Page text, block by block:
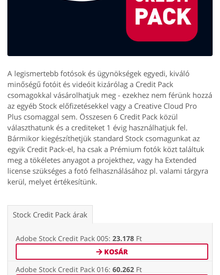
A legismertebb fotósok és ügynökségek egyedi, kiváló
minőségű fotóit és videóit kizárólag a Credit Pack
csomagokkal vásárolhatjuk meg - ezekhez nem férünk hozzá
az egyéb Stock előfizetésekkel vagy a Creative Cloud Pro
Plus csomaggal sem. Összesen 6 Credit Pack közül
választhatunk és a crediteket 1 évig használhatjuk fel.
Bármikor kiegészíthetjük standard Stock csomagunkat az
egyik Credit Pack-el, ha csak a Prémium fotók közt találtuk
meg a tökéletes anyagot a projekthez, vagy ha Extended
license szükséges a fotó felhasználásához pl. valami tárgyra
kerül, melyet értékesítünk.
Stock Credit Pack árak
Adobe Stock Credit Pack 005: 23.178 Ft
KOSÁR
Adobe Stock Credit Pack 016: 60.262 Ft